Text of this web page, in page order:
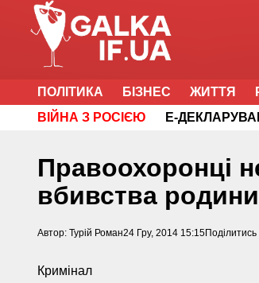
ПОЛІТИКА БІЗНЕС ЖИТТЯ
ВІЙНА З РОСІЄЮ
Е-
Правоохоронці
вбивства
Автор: Турій Роман24 Гру, 2014 15:15Поділитись
Кримінал